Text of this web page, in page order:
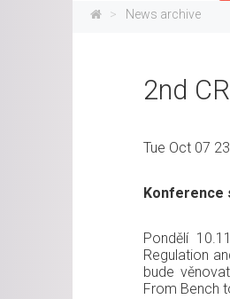
News archive
2nd
Tue Oct 07
Konference
Pondělí
Regulation
bude
From Bench